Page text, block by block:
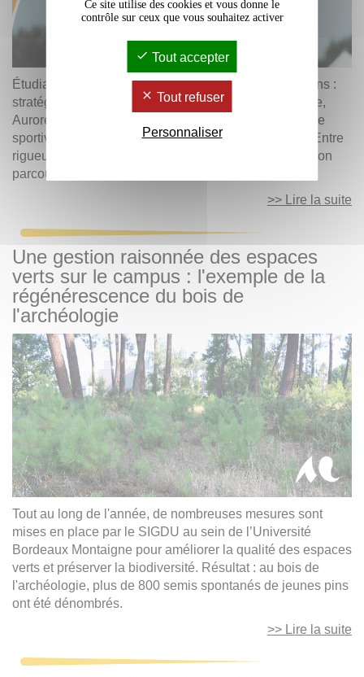
Étudiante en Master Communication des Organisations :
stratégie et conseil à l’Université Bordeaux Montaigne,
Aurore Avezou conjugue au quotidien son parcours de
sportive de haut niveau en athlétisme et ses études. Entre
rigueur, passion et ambition, elle partage avec nous son
parcours et son quotidien.
>> Lire la suite
Une gestion raisonnée des espaces
verts sur le campus : l'exemple de la
régénérescence du bois de
l'archéologie
Tout au long de l'année, de nombreuses mesures sont
mises en place par le SIGDU au sein de l’Université
Bordeaux Montaigne pour améliorer la qualité des espaces
verts et préserver la biodiversité. Résultat : au bois de
l'archéologie, plus de 800 semis spontanés de jeunes pins
ont été dénombrés.
>> Lire la suite
Ce site utilise des cookies et vous donne le
contrôle sur ceux que vous souhaitez activer
Tout accepter
Tout refuser
Personnaliser